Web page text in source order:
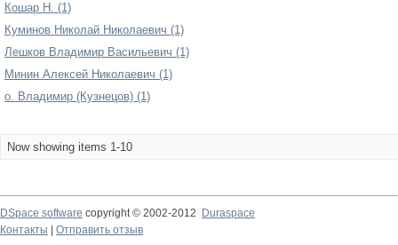
Кошар Н. (1)
Куминов Николай Николаевич (1)
Лешков Владимир Васильевич (1)
Минин Алексей Николаевич (1)
о. Владимир (Кузнецов) (1)
Now showing items 1-10
DSpace software copyright © 2002-2012
Duraspace
Контакты
Отправить отзыв